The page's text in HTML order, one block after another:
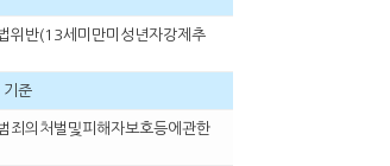
반(13세미만미성년자강제추
기준
의처벌및피해자보호등에관한